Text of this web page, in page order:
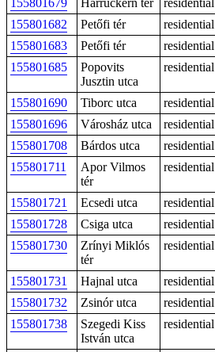
155801679 Harruckern tér
residential
155801682
Petőfi tér
residential
155801683
Petőfi tér residential
155801685
Popovits
Jusztin utca
residential
155801690 Tiborc utca residential
155801696
Városház utca residential
155801708
Bárdos utca
residential
155801711
Apor Vilmos
tér
residential
155801721 Ecsedi utca residential
155801728
Csiga utca residential
155801730
Zrínyi Miklós
tér
residential
155801731 Hajnal utca
residential
155801732
Zsinór utca
residential
155801738
Szegedi Kiss
István utca
residential